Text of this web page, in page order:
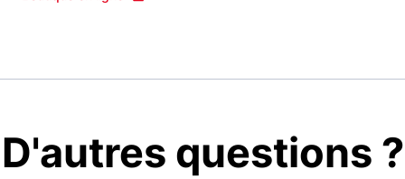
D'autres questions ?